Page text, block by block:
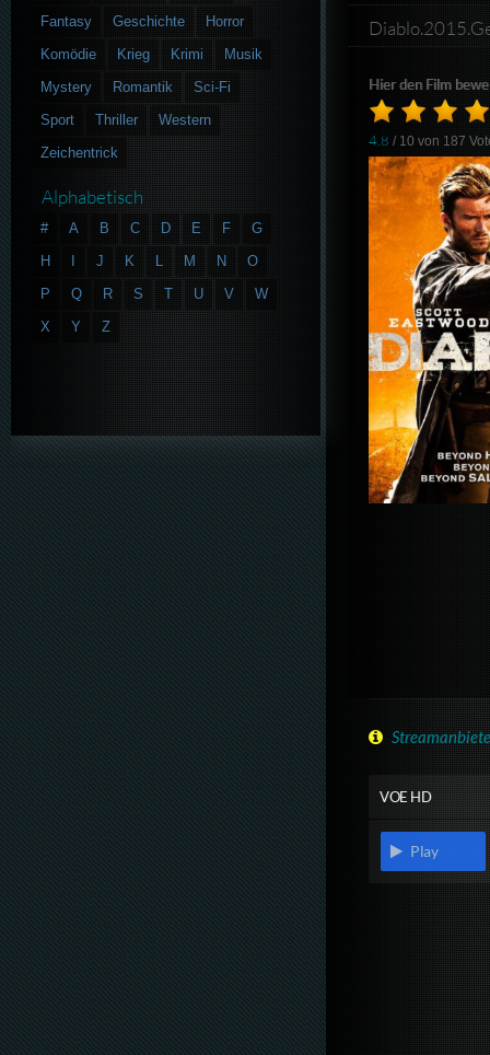
Hier den Film
4.8 / 10 von 187
VOE HD
Play
Fantasy
Geschichte
Horror
Komödie
Krieg Krimi
Musik
Mystery
Romantik
Sci-Fi
Sport
Thriller
Western
Zeichentrick
Alphabetisch
# A B C D E F
G
H
J K L M N
O
P
Q R S T U V
W
X
Y Z